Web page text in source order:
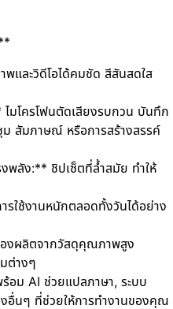
และวิดีโอได้คมชัด สีสันสดใส
มโครโฟนตัดเสียงรบกวน บันทึก
ม สัมภาษณ์ หรือการสร้างสรรค์
พลัง:** ชิปเซ็ตที่ล้ำสมัย ทำให้
ใช้งานหนักตลอดทั้งวันได้อย่าง
งผลิตจากวัสดุคุณภาพสูง
ต่างๆ
อม AI ช่วยแปลภาษา, ระบบ
อื่นๆ ที่ช่วยให้การทำงานของคุณ